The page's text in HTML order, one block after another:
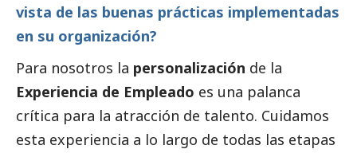
vista de las buenas prácticas implementadas
en su organización?
Para nosotros la personalización de la
Experiencia de Empleado es una palanca
crítica para la atracción de talento. Cuidamos
esta experiencia a lo largo de todas las etapas